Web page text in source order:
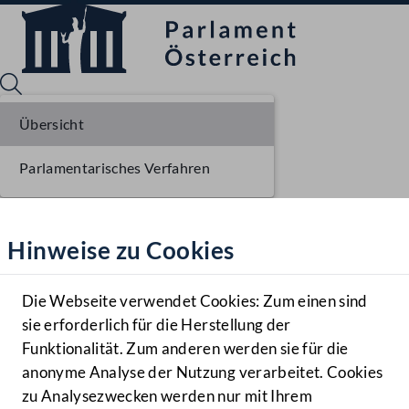
Hilfe
Benutzer
Navigationsmenü öffnen
MENÜ
Hinweise zu Cookies
Die Webseite verwendet Cookies: Zum einen sind
sie erforderlich für die Herstellung der
Funktionalität. Zum anderen werden sie für die
anonyme Analyse der Nutzung verarbeitet. Cookies
zu Analysezwecken werden nur mit Ihrem
Übersicht
Parlamentarisches Verfahren